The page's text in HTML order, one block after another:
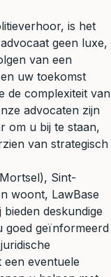
is het
geen luxe,
van een
uw toekomst
de complexiteit van
advocaten zijn
om u bij te staan,
van strategisch
Sint-
woont, LawBase
deskundige
goed geïnformeerd
eventuele